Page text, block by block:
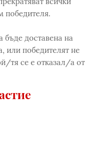
победителя.
бъде доставена на
или победителят не
тя се е отказал/а от